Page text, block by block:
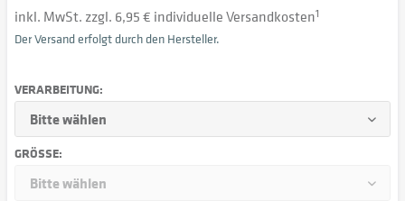
inkl. MwSt. zzgl. 6,95 € individuelle Versandkosten1
Der Versand erfolgt durch den Hersteller.
VERARBEITUNG:
GRÖSSE: